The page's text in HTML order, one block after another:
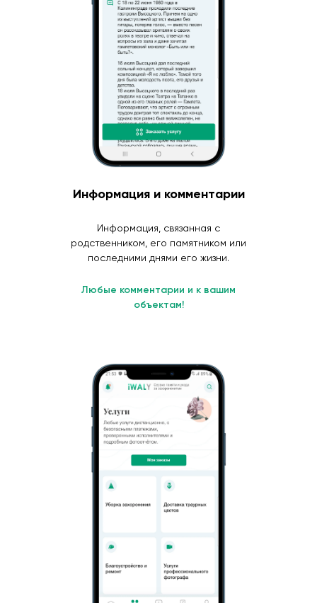
Информация и комментарии
Информация, связанная с
родственником, его памятником или
последними днями его жизни.
Любые комментарии и к вашим
объектам!